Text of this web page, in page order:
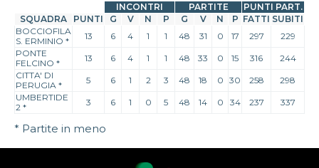
INCONTRI PARTITE
PUNTI PART.
SQUADRA
PUNTI G V N P G V N P FATTI SUBITI
BOCCIOFILA
S. ERMINIO * 13 6 4 1 1 48 31 0 17 297
229
PONTE
FELCINO * 13 6 4 1 1 48 33 0 15 316
244
CITTA' DI
PERUGIA * 5 6 1 2 3 48 18 0 30 258
298
UMBERTIDE
2 * 3 6 1 0 5 48 14 0 34 237 337
* Partite in meno